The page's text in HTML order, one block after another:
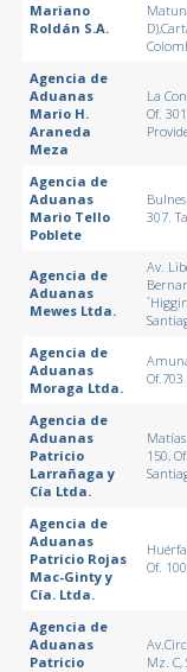
Mariano
Roldán S.A.
Agencia de
Aduanas
Mario H.
Araneda
Meza
La
Of. 301
Agencia de
Aduanas
Mario Tello
Poblete
307.
Agencia de
Aduanas
Mewes Ltda.
Av.
Agencia de
Aduanas
Moraga Ltda.
Agencia de
Aduanas
Patricio
Larrañaga y
Cía Ltda.
150,
Agencia de
Aduanas
Patricio Rojas
Mac-Ginty y
Cía. Ltda.
Of.
Agencia de
Aduanas
Patricio
Mz. C,